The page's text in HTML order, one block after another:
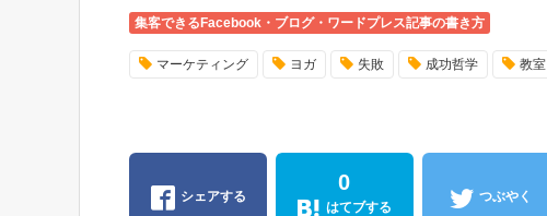
集客できるFacebook・ブログ・ワードプレス記事の書き方
マーケティング ヨガ 失敗 成功哲学 教室
シェアする
0
はてブする
つぶやく